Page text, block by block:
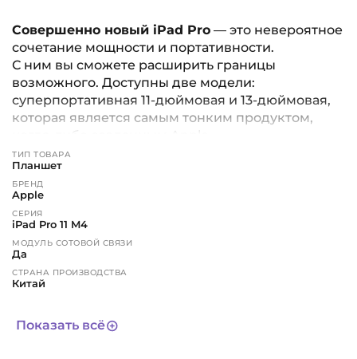
Совершенно новый iPad Pro — это невероятное
сочетание мощности и портативности.
С ним вы сможете расширить границы
возможного. Доступны две модели:
суперпортативная 11-дюймовая и 13-дюймовая,
которая является самым тонким продуктом,
Экран нового поколения
Дисплей Ultra Retina XDR создан с
использованием передовой технологии tandem
OLED. Он обеспечивает исключительную
яркость, точную контрастность и реалистичную
цветопередачу. Технологии ProMotion и True
Tone делают изображение особенно чётким. А
цветопередачи.
ТИП ТОВАРА
Планшет
БРЕНД
Apple
СЕРИЯ
iPad Pro 11 M4
МОДУЛЬ СОТОВОЙ СВЯЗИ
Да
СТРАНА ПРОИЗВОДСТВА
Китай
ЦВЕТ
Показать всё